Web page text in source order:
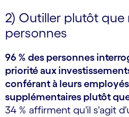
2) Outiller plutôt que
personnes
96 % des personnes
priorité aux
conférant à leurs
supplémentaires plutôt
34 % affirment qu'il s'agit